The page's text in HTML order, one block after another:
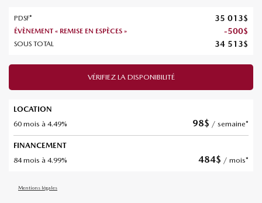
PDSF* 35 013$
ÉVÈNEMENT « REMISE EN ESPÈCES » -500$
SOUS TOTAL 34 513$
VÉRIFIEZ LA DISPONIBILITÉ
LOCATION
60 mois à 4.49%
98$ / semaine*
FINANCEMENT
84 mois à 4.99%
484$ / mois*
Mentions légales